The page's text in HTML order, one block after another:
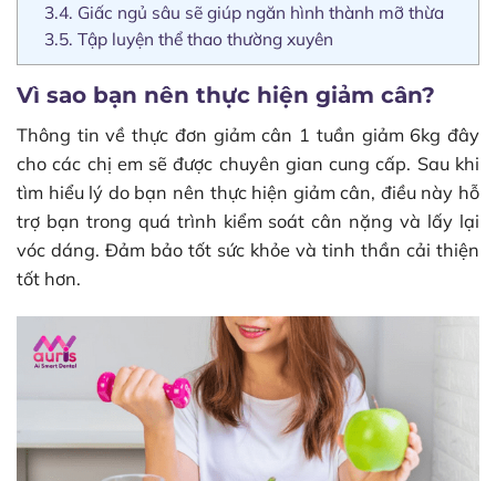
3.4. Giấc ngủ sâu sẽ giúp ngăn hình thành mỡ thừa
3.5. Tập luyện thể thao thường xuyên
Vì sao bạn nên thực hiện giảm cân?
Thông tin về thực đơn giảm cân 1 tuần giảm 6kg đây
cho các chị em sẽ được chuyên gian cung cấp. Sau khi
tìm hiểu lý do bạn nên thực hiện giảm cân, điều này hỗ
trợ bạn trong quá trình kiểm soát cân nặng và lấy lại
vóc dáng. Đảm bảo tốt sức khỏe và tinh thần cải thiện
tốt hơn.